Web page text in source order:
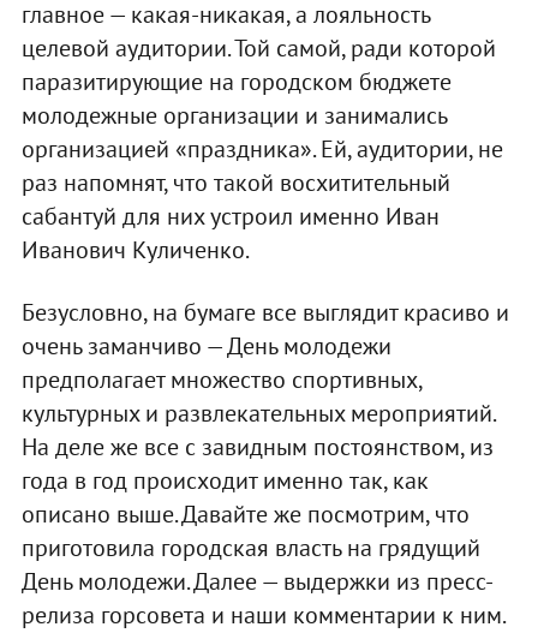
главное — какая-никакая, а лояльность
целевой аудитории. Той самой, ради которой
паразитирующие на городском бюджете
молодежные организации и занимались
организацией «праздника». Ей, аудитории, не
раз напомнят, что такой восхитительный
сабантуй для них устроил именно Иван
Иванович Куличенко.
Безусловно, на бумаге все выглядит красиво и
очень заманчиво — День молодежи
предполагает множество спортивных,
культурных и развлекательных мероприятий.
На деле же все с завидным постоянством, из
года в год происходит именно так, как
описано выше. Давайте же посмотрим, что
приготовила городская власть на грядущий
День молодежи. Далее — выдержки из пресс-
релиза горсовета и наши комментарии к ним.